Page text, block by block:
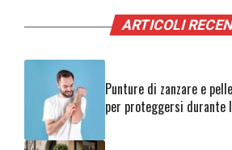
ARTICOLI
Punture di zanzare e
per proteggersi durante